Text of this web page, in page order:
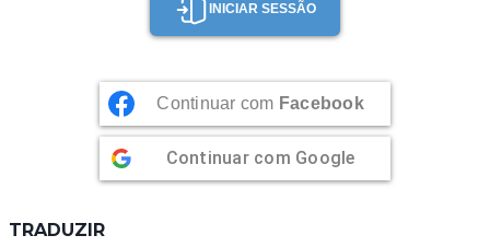
INICIAR SESSÃO
Continuar com Facebook
Continuar com Google
TRADUZIR